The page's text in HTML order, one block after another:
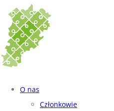
O nas
Członkowie